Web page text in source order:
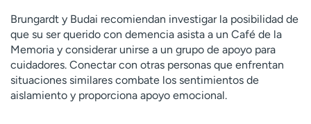
Brungardt y Budai recomiendan investigar la posibilidad de
que su ser querido con demencia asista a un Café de la
Memoria y considerar unirse a un grupo de apoyo para
cuidadores. Conectar con otras personas que enfrentan
situaciones similares combate los sentimientos de
aislamiento y proporciona apoyo emocional.